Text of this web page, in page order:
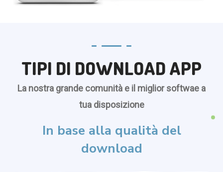
TIPI DI DOWNLOAD APP
La nostra grande comunità e il miglior softwae a
tua disposizione
In base alla qualità del
download